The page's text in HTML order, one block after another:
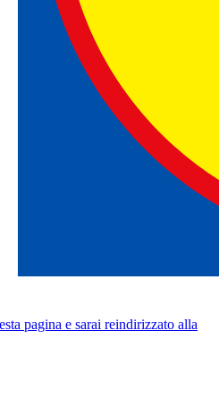
pagina e sarai reindirizzato alla